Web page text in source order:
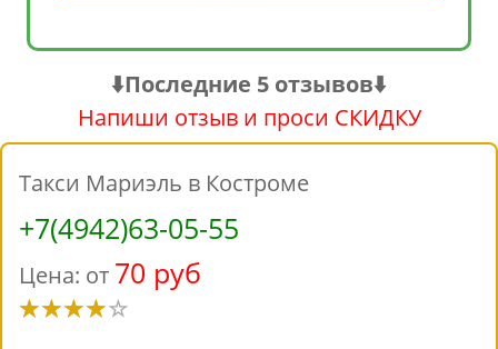
⬇️Последние 5 отзывов⬇️
Напиши отзыв и проси СКИДКУ
Такси Мариэль в Костроме
+7(4942)63-05-55
Цена: от 70 руб